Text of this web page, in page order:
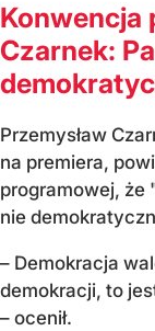
Konwencja
Czarnek:
Przemysław
na premiera,
programowej, że
nie
– Demokracja
demokracji, to
– ocenił.